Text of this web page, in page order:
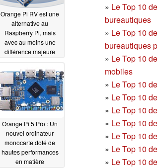
» Le Top 10
bureautiques
» Le Top 10
bureautiques
» Le Top 10
mobiles
» Le Top 10
» Le Top 10
» Le Top 10
» Le Top 10
» Le Top 10
» Le Top 10
» Le Top 10
Orange Pi RV est une
alternative au
Raspberry Pi, mais
avec au moins une
différence majeure
Orange Pi 5 Pro : Un
nouvel ordinateur
monocarte doté de
hautes performances
en matière